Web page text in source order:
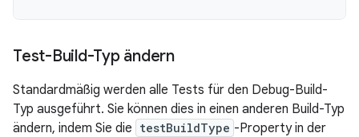
Test-Build-Typ ändern
Standardmäßig werden alle Tests für den Debug-Build-
Typ ausgeführt. Sie können dies in einen anderen Build-Typ
ändern, indem Sie die testBuildType -Property in der